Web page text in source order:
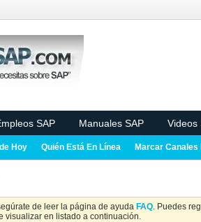
SAP Manuales SAP Videos
Hoy Quién Está En Línea Marcar Canales
de leer la página de ayuda FAQ. Puedes
visualizar en listado a continuación.